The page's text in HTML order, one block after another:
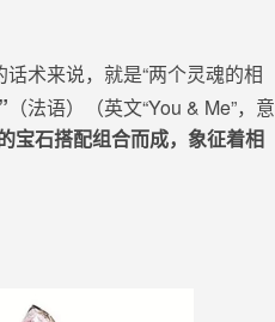
术来说，就是“两个灵魂的相
（法语）（英文“You & Me”，意
宝石搭配组合而成，象征着相